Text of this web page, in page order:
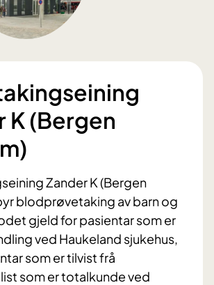
K (Bergen
Zander K (Bergen
blodprøvetaking av barn og
gjeld for pasientar som er
ved Haukeland sjukehus,
som er tilvist frå
som er totalkunde ved